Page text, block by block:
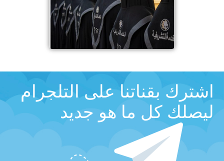
اشترك بقناتنا على التلجرام
ليصلك كل ما هو جديد